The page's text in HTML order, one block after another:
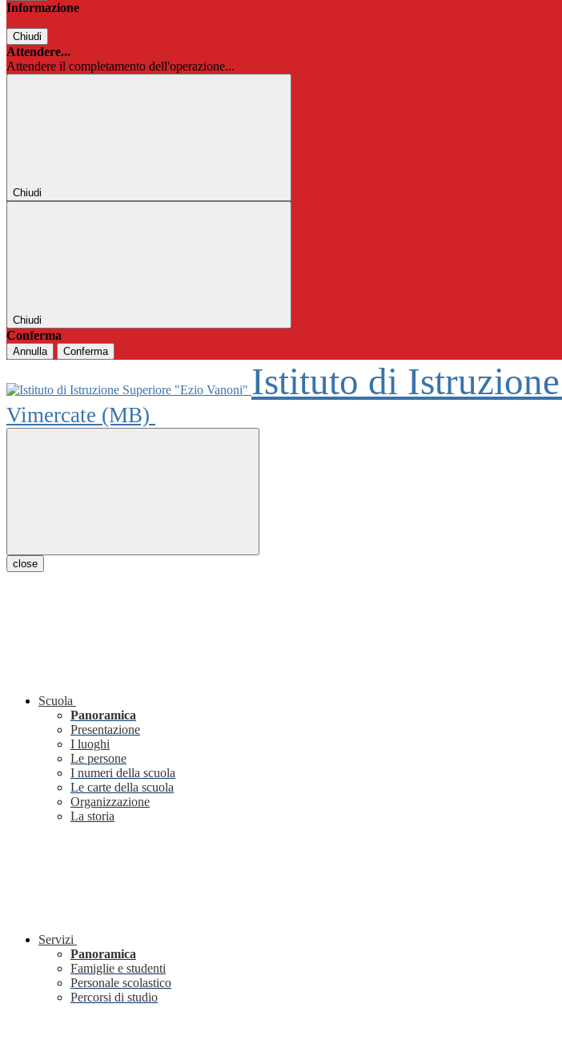
Informazione
Chiudi
Attendere...
Attendere il completamento dell'operazione...
Chiudi
Chiudi
Conferma
Annulla Conferma
Istituto di
Vimercate (MB)
close
Scuola
Panoramica
Presentazione
I luoghi
Le persone
I numeri della scuola
Le carte della scuola
Organizzazione
La storia
Servizi
Panoramica
Famiglie e studenti
Personale scolastico
Percorsi di studio